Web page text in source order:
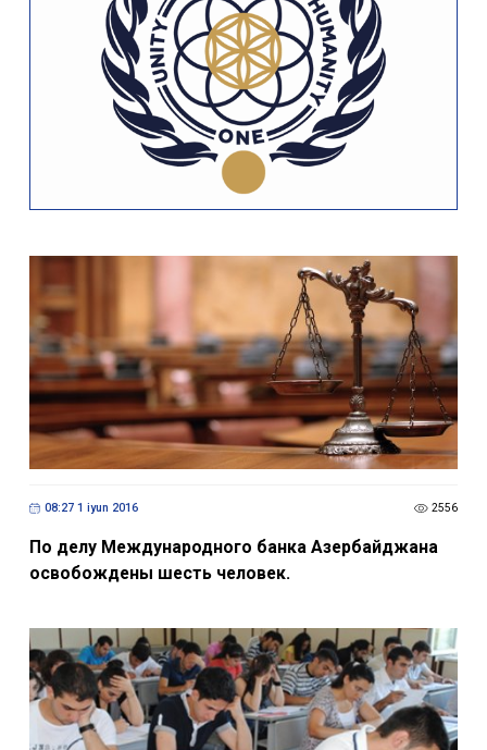
08:27 1 iyun 2016 2556
По делу Международного банка Азербайджана
освобождены шесть человек.